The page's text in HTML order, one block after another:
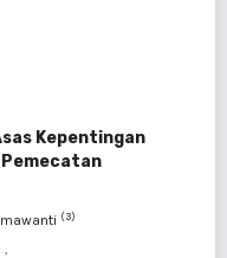
Kepentingan
Pemecatan
(3)
,